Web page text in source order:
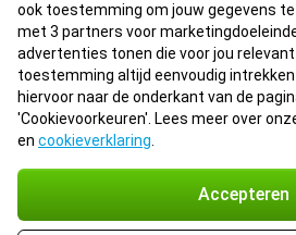
ook toestemming om jouw gegevens
met 3 partners voor
advertenties tonen die voor jou
toestemming altijd eenvoudig intrekken
hiervoor naar de onderkant van de
'Cookievoorkeuren'. Lees meer over
en cookieverklaring
Accepteren